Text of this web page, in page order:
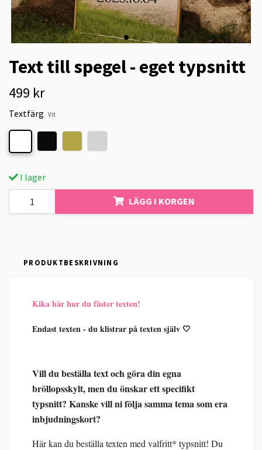
Text till spegel - eget typsnitt
499 kr
Textfärg Vit
I lager
LÄGG I KORGEN
PRODUKTBESKRIVNING
Kika här hur du fäster texten!
Endast texten - du klistrar på texten själv 🤍
Vill du beställa text och göra din egna
bröllopsskylt, men du önskar ett specifikt
typsnitt? Kanske vill ni följa samma tema som era
inbjudningskort?
Här kan du beställa texten med valfritt* typsnitt! Du